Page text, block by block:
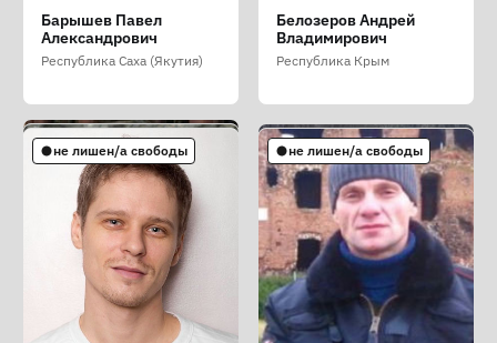
Александров
Владислав Денисович
Забайкальский край
Арбузенко Алексей
Валериевич
Самарская область
Арсеев Анатолий
Николаевич
Архангельская область
не лишен/а свободы
Барышев Павел
Александрович
Республика Саха (Якутия)
Белозеров Андрей
Владимирович
Республика Крым
не лишен/а свободы не лишен/а свободы
не лишен/а свободы не лишен/а свободы